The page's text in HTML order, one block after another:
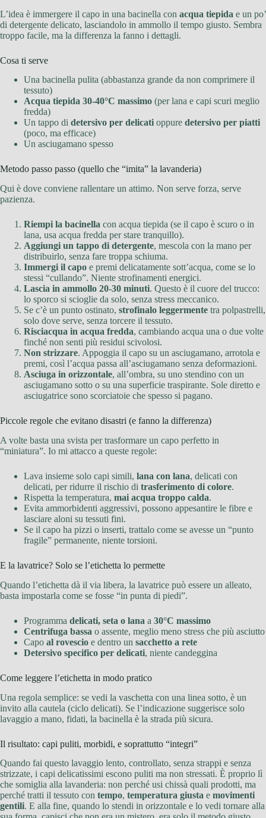
L’idea è immergere il capo in una bacinella con acqua tiepida e un po’
di detergente delicato, lasciandolo in ammollo il tempo giusto. Sembra
troppo facile, ma la differenza la fanno i dettagli.
Cosa ti serve
Una bacinella pulita (abbastanza grande da non comprimere il
tessuto)
Acqua tiepida 30-40°C massimo (per lana e capi scuri meglio
fredda)
Un tappo di detersivo per delicati oppure detersivo per piatti
(poco, ma efficace)
Un asciugamano spesso
Metodo passo passo (quello che “imita” la lavanderia)
Qui è dove conviene rallentare un attimo. Non serve forza, serve
pazienza.
Riempi la bacinella con acqua tiepida (se il capo è scuro o in
lana, usa acqua fredda per stare tranquillo).
Aggiungi un tappo di detergente, mescola con la mano per
distribuirlo, senza fare troppa schiuma.
Immergi il capo e premi delicatamente sott’acqua, come se lo
stessi “cullando”. Niente strofinamenti energici.
Lascia in ammollo 20-30 minuti. Questo è il cuore del trucco:
lo sporco si scioglie da solo, senza stress meccanico.
Se c’è un punto ostinato, strofinalo leggermente tra polpastrelli,
solo dove serve, senza torcere il tessuto.
Risciacqua in acqua fredda, cambiando acqua una o due volte
finché non senti più residui scivolosi.
Non strizzare. Appoggia il capo su un asciugamano, arrotola e
premi, così l’acqua passa all’asciugamano senza deformazioni.
Asciuga in orizzontale, all’ombra, su uno stendino con un
asciugamano sotto o su una superficie traspirante. Sole diretto e
asciugatrice sono scorciatoie che spesso si pagano.
Piccole regole che evitano disastri (e fanno la differenza)
A volte basta una svista per trasformare un capo perfetto in
“miniatura”. Io mi attacco a queste regole:
Lava insieme solo capi simili, lana con lana, delicati con
delicati, per ridurre il rischio di trasferimento di colore.
Rispetta la temperatura, mai acqua troppo calda.
Evita ammorbidenti aggressivi, possono appesantire le fibre e
lasciare aloni su tessuti fini.
Se il capo ha pizzi o inserti, trattalo come se avesse un “punto
fragile” permanente, niente torsioni.
E la lavatrice? Solo se l’etichetta lo permette
Quando l’etichetta dà il via libera, la lavatrice può essere un alleato,
basta impostarla come se fosse “in punta di piedi”.
Programma delicati, seta o lana a 30°C massimo
Centrifuga bassa o assente, meglio meno stress che più asciutto
Capo al rovescio e dentro un sacchetto a rete
Detersivo specifico per delicati, niente candeggina
Come leggere l’etichetta in modo pratico
Una regola semplice: se vedi la vaschetta con una linea sotto, è un
invito alla cautela (ciclo delicati). Se l’indicazione suggerisce solo
lavaggio a mano, fidati, la bacinella è la strada più sicura.
Il risultato: capi puliti, morbidi, e soprattutto “integri”
Quando fai questo lavaggio lento, controllato, senza strappi e senza
strizzate, i capi delicatissimi escono puliti ma non stressati. È proprio lì
che somiglia alla lavanderia: non perché usi chissà quali prodotti, ma
perché tratti il tessuto con tempo, temperatura giusta e movimenti
gentili. E alla fine, quando lo stendi in orizzontale e lo vedi tornare alla